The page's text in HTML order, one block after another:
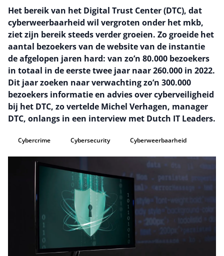
Het bereik van het Digital Trust Center (DTC), dat
cyberweerbaarheid wil vergroten onder het mkb,
ziet zijn bereik steeds verder groeien. Zo groeide het
aantal bezoekers van de website van de instantie
de afgelopen jaren hard: van zo’n 80.000 bezoekers
in totaal in de eerste twee jaar naar 260.000 in 2022.
Dit jaar zoeken naar verwachting zo’n 300.000
bezoekers informatie en advies over cyberveiligheid
bij het DTC, zo vertelde Michel Verhagen, manager
DTC, onlangs in een interview met Dutch IT Leaders.
Cybercrime Cybersecurity Cyberweerbaarheid